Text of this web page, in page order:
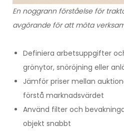
En noggrann förståelse för
avgörande för att möta
Definiera arbetsuppgifter
grönytor, snöröjning eller
Jämför priser mellan
förstå marknadsvärdet
Använd filter och
objekt snabbt